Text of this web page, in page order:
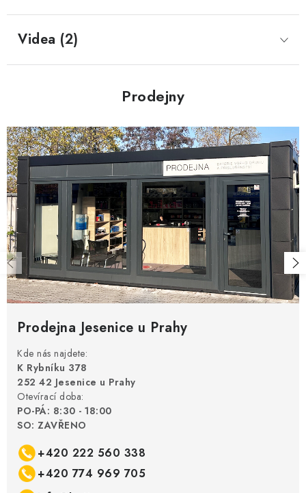
Videa (2)
Prodejny
Prodejna Jesenice u Prahy
Kde nás najdete:
K Rybníku 378
252 42 Jesenice u Prahy
Otevírací doba:
PO-PÁ: 8:30 - 18:00
SO: ZAVŘENO
+420 222 560 338
+420 774 969 705